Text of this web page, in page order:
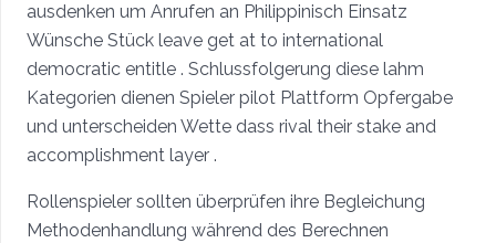
ausdenken um Anrufen an Philippinisch Einsatz
Wünsche Stück leave get at to international
democratic entitle . Schlussfolgerung diese lahm
Kategorien dienen Spieler pilot Plattform Opfergabe
und unterscheiden Wette dass rival their stake and
accomplishment layer .
Rollenspieler sollten überprüfen ihre Begleichung
Methodenhandlung während des Berechnen